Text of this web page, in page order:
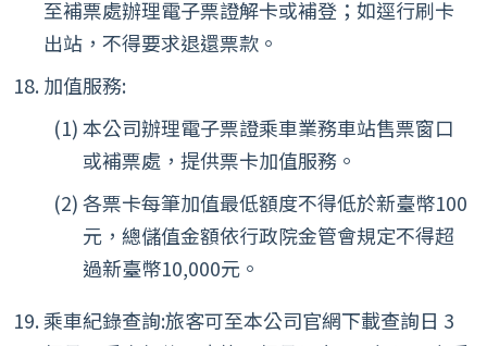
至補票處辦理電子票證解卡或補登；如逕行刷卡
出站，不得要求退還票款。
加值服務:
本公司辦理電子票證乘車業務車站售票窗口
或補票處，提供票卡加值服務。
各票卡每筆加值最低額度不得低於新臺幣100
元，總儲值金額依行政院金管會規定不得超
過新臺幣10,000元。
乘車紀錄查詢:旅客可至本公司官網下載查詢日 3